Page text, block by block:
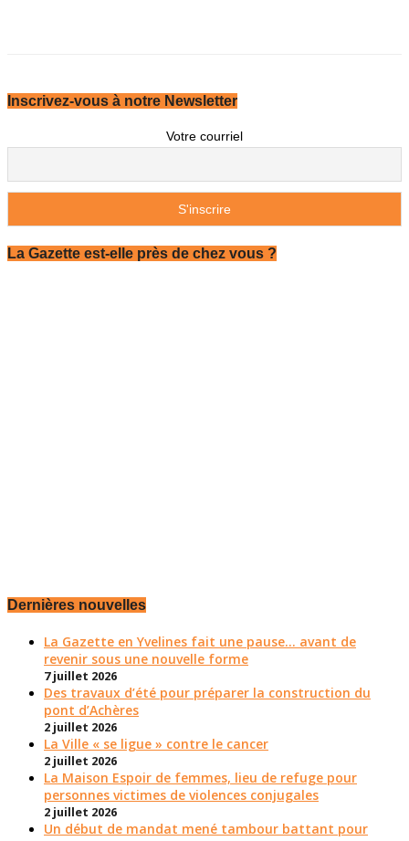
Inscrivez-vous à notre Newsletter
Votre courriel
La Gazette est-elle près de chez vous ?
Dernières nouvelles
La Gazette en Yvelines fait une pause... avant de
revenir sous une nouvelle forme
7 juillet 2026
Des travaux d’été pour préparer la construction du
pont d’Achères
2 juillet 2026
La Ville « se ligue » contre le cancer
2 juillet 2026
La Maison Espoir de femmes, lieu de refuge pour
personnes victimes de violences conjugales
2 juillet 2026
Un début de mandat mené tambour battant pour